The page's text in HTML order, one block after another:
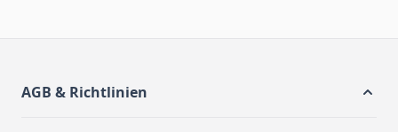
AGB & Richtlinien